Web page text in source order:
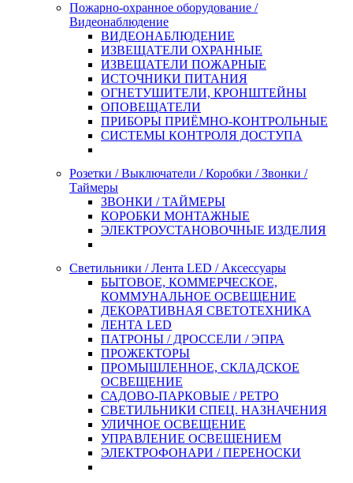
Пожарно-охранное оборудование /
Видеонаблюдение
ВИДЕОНАБЛЮДЕНИЕ
ИЗВЕЩАТЕЛИ ОХРАННЫЕ
ИЗВЕЩАТЕЛИ ПОЖАРНЫЕ
ИСТОЧНИКИ ПИТАНИЯ
ОГНЕТУШИТЕЛИ, КРОНШТЕЙНЫ
ОПОВЕЩАТЕЛИ
ПРИБОРЫ ПРИЁМНО-КОНТРОЛЬНЫЕ
СИСТЕМЫ КОНТРОЛЯ ДОСТУПА
Розетки / Выключатели / Коробки / Звонки /
Таймеры
ЗВОНКИ / ТАЙМЕРЫ
КОРОБКИ МОНТАЖНЫЕ
ЭЛЕКТРОУСТАНОВОЧНЫЕ ИЗДЕЛИЯ
Светильники / Лента LED / Аксессуары
БЫТОВОЕ, КОММЕРЧЕСКОЕ,
КОММУНАЛЬНОЕ ОСВЕЩЕНИЕ
ДЕКОРАТИВНАЯ СВЕТОТЕХНИКА
ЛЕНТА LED
ПАТРОНЫ / ДРОССЕЛИ / ЭПРА
ПРОЖЕКТОРЫ
ПРОМЫШЛЕННОЕ, СКЛАДСКОЕ
ОСВЕЩЕНИЕ
САДОВО-ПАРКОВЫЕ / РЕТРО
СВЕТИЛЬНИКИ СПЕЦ. НАЗНАЧЕНИЯ
УЛИЧНОЕ ОСВЕЩЕНИЕ
УПРАВЛЕНИЕ ОСВЕЩЕНИЕМ
ЭЛЕКТРОФОНАРИ / ПЕРЕНОСКИ